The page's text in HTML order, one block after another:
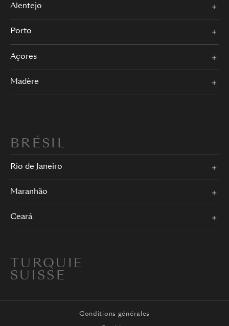
Alentejo
Porto
Açores
Madère
BRÉSIL
Rio de Janeiro
Maranhão
Ceará
TURQUIE
SUISSE
Conditions générales